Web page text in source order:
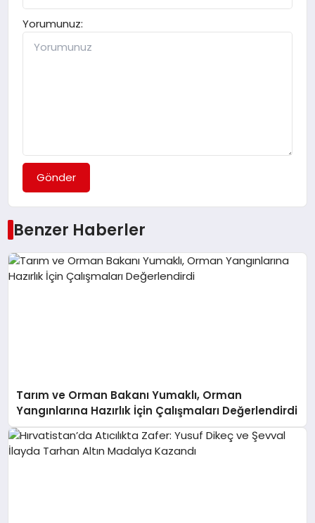
Yorumunuz:
Gönder
Benzer Haberler
Tarım ve Orman Bakanı Yumaklı, Orman
Yangınlarına Hazırlık İçin Çalışmaları Değerlendirdi